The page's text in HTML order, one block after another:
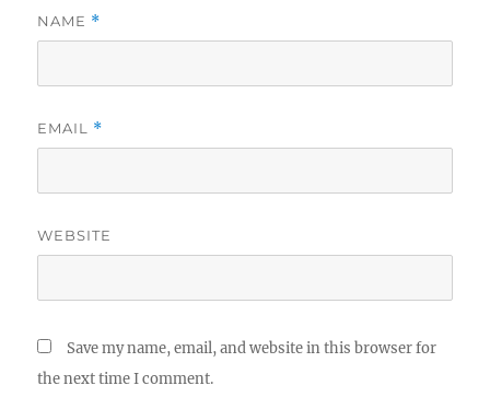
NAME *
EMAIL *
WEBSITE
Save my name, email, and website in this browser for
the next time I comment.